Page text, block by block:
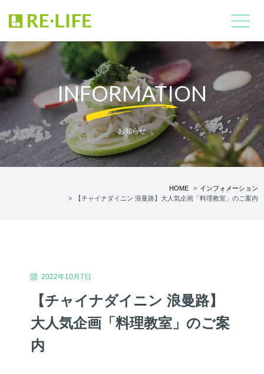
INFORMATION
お知らせ
HOME
インフォメーション
【チャイナダイニン 浪曼路】大人気企画「料理教室」のご案内
2022年10月7日
【チャイナダイニン 浪曼路】
大人気企画「料理教室」のご案
内